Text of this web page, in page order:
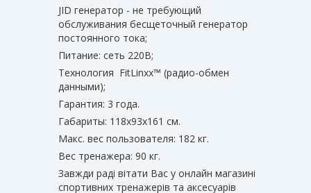
JID генератор - не требующий
обслуживания бесщеточный генератор
постоянного тока;
Питание: сеть 220В;
Технология FitLinxx™ (радио-обмен
данными);
Гарантия: 3 года.
Габариты: 118x93x161 см.
Макс. вес пользователя: 182 кг.
Вес тренажера: 90 кг.
Завжди раді вітати Вас у онлайн магазині
спортивних тренажерів та аксесуарів